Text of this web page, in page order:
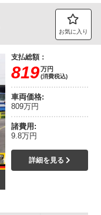
お気に入り
支払総額：
819万円
(消費税込)
車両価格:
809万円
諸費用:
9.8万円
詳細を見る